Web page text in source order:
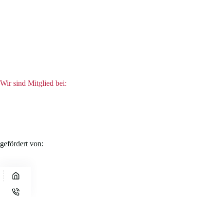
Wir sind Mitglied bei:
gefördert von: